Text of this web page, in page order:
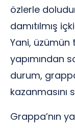
özlerle
damıtılmış
Yani, üzümün
yapımından
durum,
kazanmasını
Grappa’nın